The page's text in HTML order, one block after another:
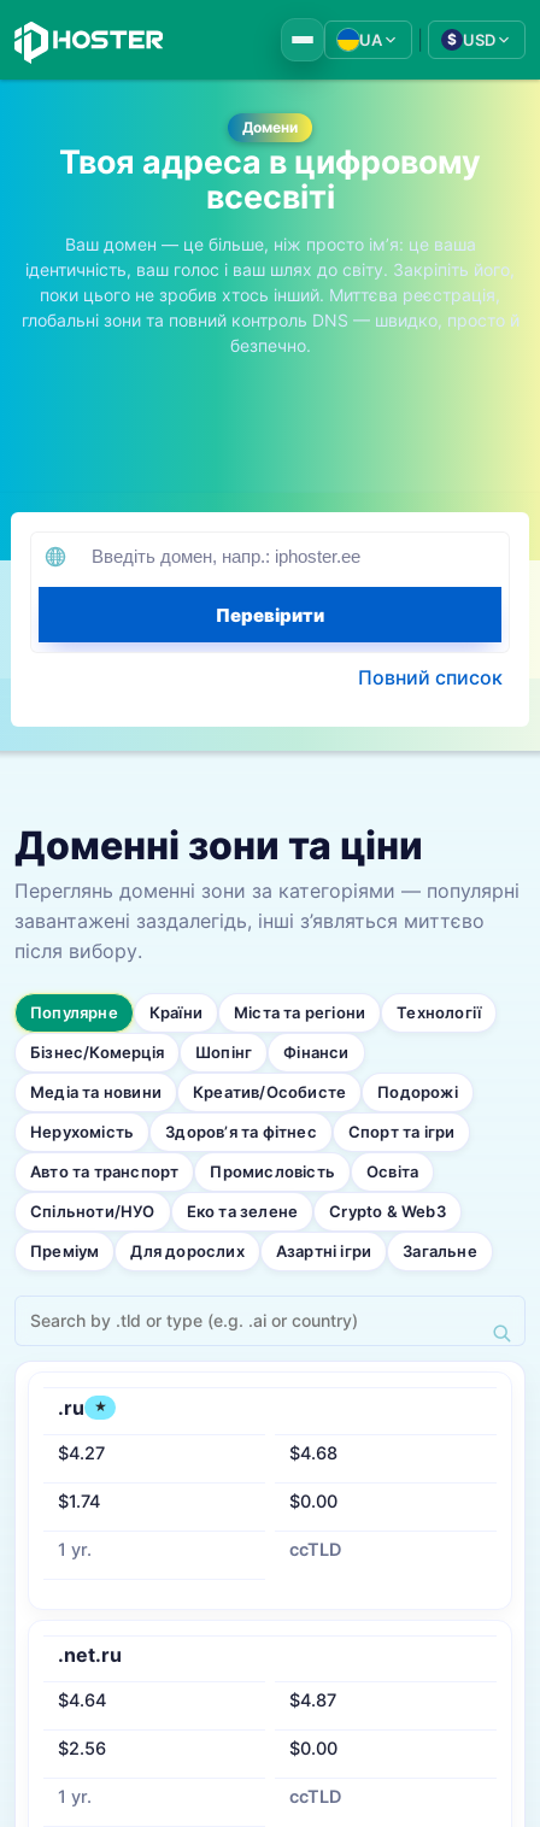
UA $ USD
Домени
Твоя адреса в цифровому
всесвіті
Ваш домен — це більше, ніж просто ім’я: це ваша
ідентичність, ваш голос і ваш шлях до світу. Закріпіть його,
поки цього не зробив хтось інший. Миттєва реєстрація,
глобальні зони та повний контроль DNS — швидко, просто й
безпечно.
Перевірити
Повний список
Доменні зони та ціни
Переглянь доменні зони за категоріями — популярні
завантажені заздалегідь, інші з’являться миттєво
після вибору.
Популярне Країни Міста та регіони Технології
Бізнес/Комерція Шопінг Фінанси
Медіа та новини Креатив/Особисте Подорожі
Нерухомість Здоров’я та фітнес Спорт та ігри
Авто та транспорт Промисловість Освіта
Спільноти/НУО Еко та зелене Crypto & Web3
Преміум Для дорослих Азартні ігри Загальне
.ru ★
$4.27 $4.68
$1.74 $0.00
1 yr. ccTLD
.net.ru
$4.64 $4.87
$2.56 $0.00
1 yr. ccTLD